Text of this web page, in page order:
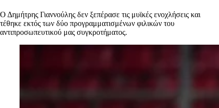
Ο Δημήτρης Γιαννούλης δεν ξεπέρασε τις μυϊκές ενοχλήσεις και
τέθηκε εκτός των δύο προγραμματισμένων φιλικών του
αντιπροσωπευτικού μας συγκροτήματος.